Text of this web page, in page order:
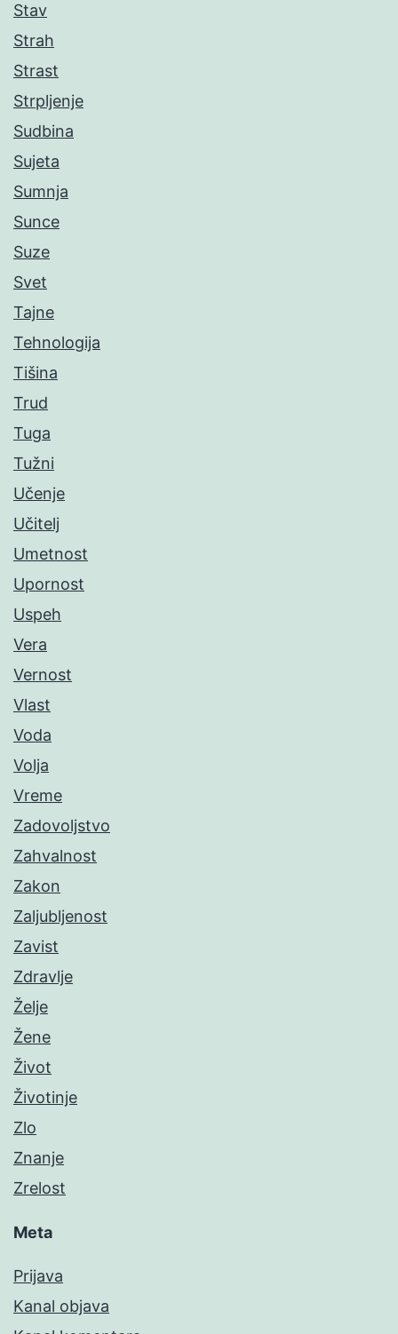
Stav
Strah
Strast
Strpljenje
Sudbina
Sujeta
Sumnja
Sunce
Suze
Svet
Tajne
Tehnologija
Tišina
Trud
Tuga
Tužni
Učenje
Učitelj
Umetnost
Upornost
Uspeh
Vera
Vernost
Vlast
Voda
Volja
Vreme
Zadovoljstvo
Zahvalnost
Zakon
Zaljubljenost
Zavist
Zdravlje
Želje
Žene
Život
Životinje
Zlo
Znanje
Zrelost
Meta
Prijava
Kanal objava